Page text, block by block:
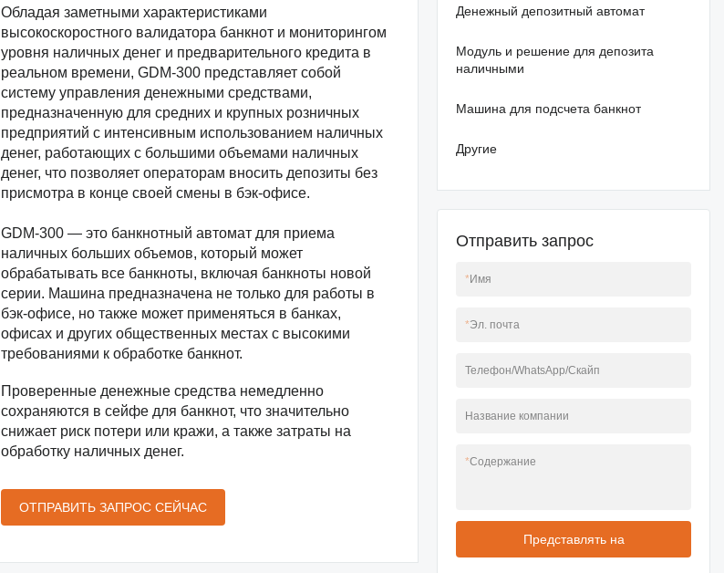
Обладая заметными характеристиками
высокоскоростного валидатора банкнот и мониторингом
уровня наличных денег и предварительного кредита в
реальном времени, GDM-300 представляет собой
систему управления денежными средствами,
предназначенную для средних и крупных розничных
предприятий с интенсивным использованием наличных
денег, работающих с большими объемами наличных
денег, что позволяет операторам вносить депозиты без
присмотра в конце своей смены в бэк-офисе.
GDM-300 — это банкнотный автомат для приема
наличных больших объемов, который может
обрабатывать все банкноты, включая банкноты новой
серии. Машина предназначена не только для работы в
бэк-офисе, но также может применяться в банках,
офисах и других общественных местах с высокими
требованиями к обработке банкнот.
Проверенные денежные средства немедленно
сохраняются в сейфе для банкнот, что значительно
снижает риск потери или кражи, а также затраты на
обработку наличных денег.
ОТПРАВИТЬ ЗАПРОС СЕЙЧАС
Денежный депозитный автомат
Модуль и решение для депозита
наличными
Машина для подсчета банкнот
Другие
Отправить запрос
*Имя
*Эл. почта
Телефон/WhatsApp/Скайп
Название компании
*Содержание
Представлять на